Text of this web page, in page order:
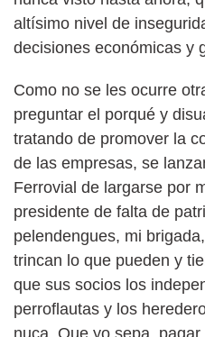
altísimo nivel de
decisiones económicas y
Como no se les ocurre
preguntar el porqué y
tratando de promover la
de las empresas, se
Ferrovial de largarse por
presidente de falta de
pelendengues, mi
trincan lo que pueden y
que sus socios los
perroflautas y los
nuca. Que yo sepa,